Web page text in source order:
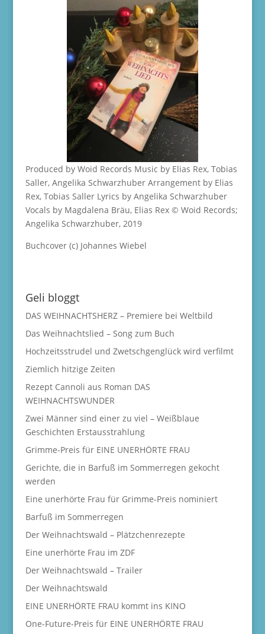
Produced by Woid Records Music by Elias Rex, Tobias
Saller, Angelika Schwarzhuber Arrangement by Elias
Rex, Tobias Saller Lyrics by Angelika Schwarzhuber
Vocals by Magdalena Bräu, Elias Rex © Woid Records;
Angelika Schwarzhuber, 2019
Buchcover (c) Johannes Wiebel
Geli bloggt
DAS WEIHNACHTSHERZ – Premiere bei Weltbild
Das Weihnachtslied – Song zum Buch
Hochzeitsstrudel und Zwetschgenglück wird verfilmt
Ziemlich hitzige Zeiten
Rezept Cannoli aus Roman DAS
WEIHNACHTSWUNDER
Zwei Männer sind einer zu viel – Weißblaue
Geschichten Erstausstrahlung
Grimme-Preis für EINE UNERHÖRTE FRAU
Gerichte, die in Barfuß im Sommerregen gekocht
werden
Eine unerhörte Frau für Grimme-Preis nominiert
Barfuß im Sommerregen
Der Weihnachtswald – Plätzchenrezepte
Eine unerhörte Frau im ZDF
Der Weihnachtswald – Trailer
Der Weihnachtswald
EINE UNERHÖRTE FRAU kommt ins KINO
One-Future-Preis für EINE UNERHÖRTE FRAU